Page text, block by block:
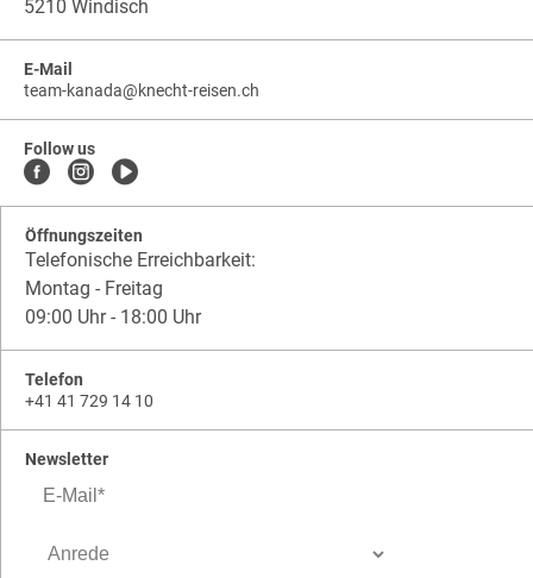
5210 Windisch
E-Mail
team-kanada@knecht-reisen.ch
Follow us
Öffnungszeiten
Telefonische Erreichbarkeit:
Montag - Freitag
09:00 Uhr - 18:00 Uhr
Telefon
+41 41 729 14 10
Newsletter